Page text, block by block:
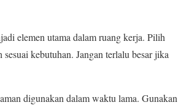
elemen utama dalam ruang kerja. Pilih
sesuai kebutuhan. Jangan terlalu besar jika
digunakan dalam waktu lama. Gunakan